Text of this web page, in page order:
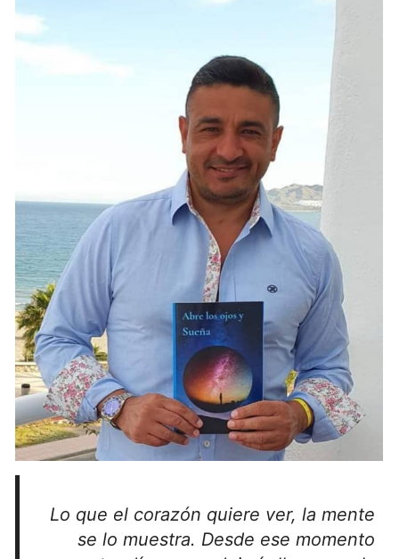
Lo que el corazón quiere ver, la mente
se lo muestra. Desde ese momento